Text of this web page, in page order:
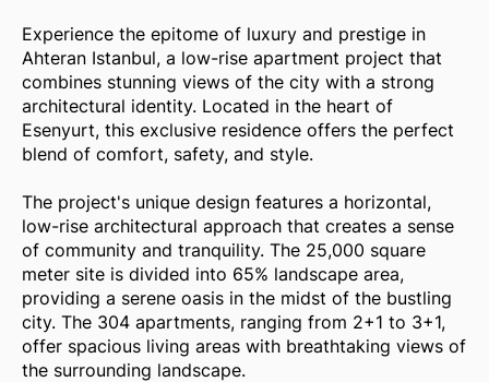
Experience the epitome of luxury and prestige in
Ahteran Istanbul, a low-rise apartment project that
combines stunning views of the city with a strong
architectural identity. Located in the heart of
Esenyurt, this exclusive residence offers the perfect
blend of comfort, safety, and style.
The project's unique design features a horizontal,
low-rise architectural approach that creates a sense
of community and tranquility. The 25,000 square
meter site is divided into 65% landscape area,
providing a serene oasis in the midst of the bustling
city. The 304 apartments, ranging from 2+1 to 3+1,
offer spacious living areas with breathtaking views of
the surrounding landscape.